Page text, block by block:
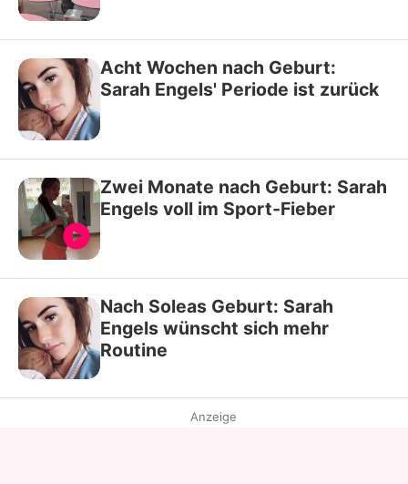
Acht Wochen nach Geburt:
Sarah Engels' Periode ist zurück
Zwei Monate nach Geburt: Sarah
Engels voll im Sport-Fieber
Nach Soleas Geburt: Sarah
Engels wünscht sich mehr
Routine
Anzeige